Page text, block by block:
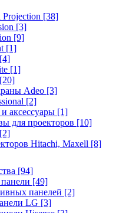
[38]
[3]
[9]
[1]
[4]
[1]
[20]
Adeo [3]
[2]
аксессуары [1]
для проекторов [10]
[2]
Hitachi, Maxell [8]
[94]
[49]
панелей [2]
LG [3]